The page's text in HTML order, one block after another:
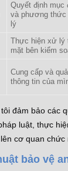
Quyết định mục
và phương
lý
Thực hiện xử lý
mặt bên kiểm
Cung cấp và
thông tin của
đảm bảo các
luật, thực
cơ quan chức
bảo vệ